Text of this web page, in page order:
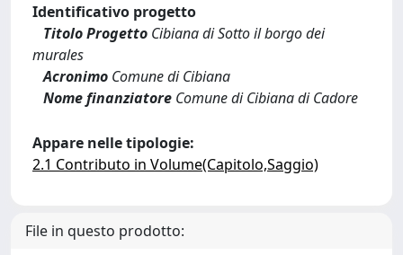
Identificativo progetto
Titolo Progetto Cibiana di Sotto il borgo dei
murales
Acronimo Comune di Cibiana
Nome finanziatore Comune di Cibiana di Cadore
Appare nelle tipologie:
2.1 Contributo in Volume(Capitolo,Saggio)
File in questo prodotto: